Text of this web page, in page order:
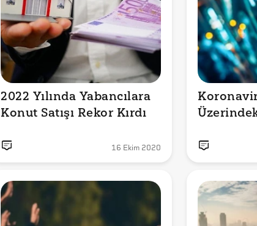
2022 Yılında Yabancılara
Konut Satışı Rekor Kırdı
16 Ekim 2020